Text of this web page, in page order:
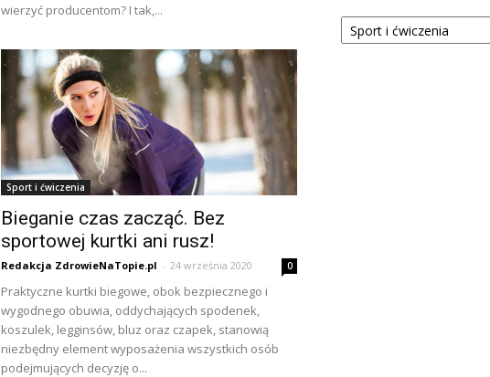
wierzyć producentom? I tak,...
Sport i ćwiczenia
Bieganie czas zacząć. Bez
sportowej kurtki ani rusz!
Redakcja ZdrowieNaTopie.pl - 24 września 2020 0
Praktyczne kurtki biegowe, obok bezpiecznego i
wygodnego obuwia, oddychających spodenek,
koszulek, legginsów, bluz oraz czapek, stanowią
niezbędny element wyposażenia wszystkich osób
podejmujących decyzję o...
Kategorie